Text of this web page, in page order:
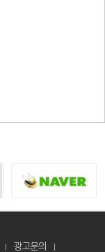
광고문의